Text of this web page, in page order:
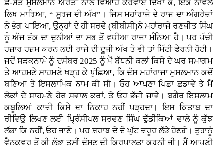
ਛੇ-ਸੱਤ ਮੁਸਲਮਾਨ ਔਰਤਾਂ ਨਾਲ ਵਿਆਹ ਕਰਵਾਏ ਦਿਖਾ ਕੇ, ਇੱਕ ਨਾਵਲ
ਲਿਖ ਮਾਰਿਆ, “ ਸੂਰਜ ਦੀ ਅੱਖ”। ਜਿਸ ਮਹਾਂਰਾਜੇ ਦੇ ਰਾਜ ਦਾ ਅੰਗਰੇਜ਼ਾਂ
ਨੇ ਭੋਗ ਪਾਇਆ, ਉਨ੍ਹਾਂ ਦੇ ਹੀ ਸਰਵੇ (ਬੀਬੀਸੀ)ਨੇ ਮਹਾਂਰਾਜੇ ਰਣਜੀਤ ਸਿੰਘ
ਨੂੰ ਅੱਜ ਤੱਕ ਦਾ ਦੁਨੀਆਂ ਦਾ ਸਭ ਤੋਂ ਵਧੀਆ ਰਾਜਾ ਮੰਨਿਆ ਹੈ। ਪਰ ਪੱਚੀ
ਹਜ਼ਾਰ ਹਜ਼ਮ ਕਰਨ ਲਈ ਰਾਜੇ ਦੀ ਦੂਜੀ ਅੱਖ ਤੇ ਵੀ ਤਾਂ ਮਿੱਟੀ ਫੇਰਨੀ ਹੋਈ।
ਜਦੋਂ ਸੜਕਨਾਮੇ ਨੂੰ ਦਸੰਬਰ 2025 ਨੂੰ ਮੈਂ ਬੱਧਨੀ ਕਲਾਂ ਕਿਸੇ ਦੇ ਘਰ ਸਮਾਗਮ
ਤੇ ਆਹਮਣੇ ਸਾਹਮਣੇ ਖੜ੍ਹ ਕੇ ਪੁੱਛਿਆ, ਕਿ ਦੱਸ ਮਹਾਂਰਾਜਾ ਮੁਸਲਮਾਨ ਕਦੋਂ
ਬਣਿਆ ਤੇ ਇਸਲਾਮਿਕ ਨਾਮ ਕੀ ਸੀ। ਓਹ ਆਪਣਾ ਪਿਛਾ ਛਡਾਵੇ ਤੇ ਮੈਂ
ਲੋਕਾਂ ਦੇ ਸਾਹਮਣੇ ਹੋਰ ਸਵਾਲ ਕਰਾਂ, ਤੇ ਓਹ ਭੱਜੀ ਜਾਵੇ। ਬਗੈਰ ਇਸਲਾਮ
ਕਬੂਲਿਆਂ ਕਾਜ਼ੀ ਕਿਸੇ ਦਾ ਨਿਕਾਹ ਨਹੀਂ ਪੜ੍ਹਦਾ। ਇਸ ਕਿਤਾਬ ਦਾ
ਰੀਵਿਉ ਲਿਖਣ ਲਈ ਪ੍ਰਿੰਸੀਪਲ ਸਰਵਣ ਸਿੰਘ ਢੁੱਡੀਕਿਆਂ ਵਾਲੇ ਨੂੰ ਕੁੱਝ
ਲੱਭਾ ਕਿ ਨਹੀਂ, ਓਹ ਜਾਣੇ। ਪਰ ਸ਼ਰਾਬ ਦੇ ਦੋ ਘੁੱਟ ਜ਼ਰੂਰ ਲੱਭੇ ਹੋਣਗੇ। ਤੁਹਾਨੂੰ
ਵੈਨਕੂਵਰ ਤੋਂ ਕੀ ਲੱਭਾ ਤੁਸੀਂ ਦੱਸਣ ਦੀ ਕ੍ਰਿਪਾਲਤਾ ਕਰਨੀ ਜੀ। ਮੈਂ ਆਪਣੀ